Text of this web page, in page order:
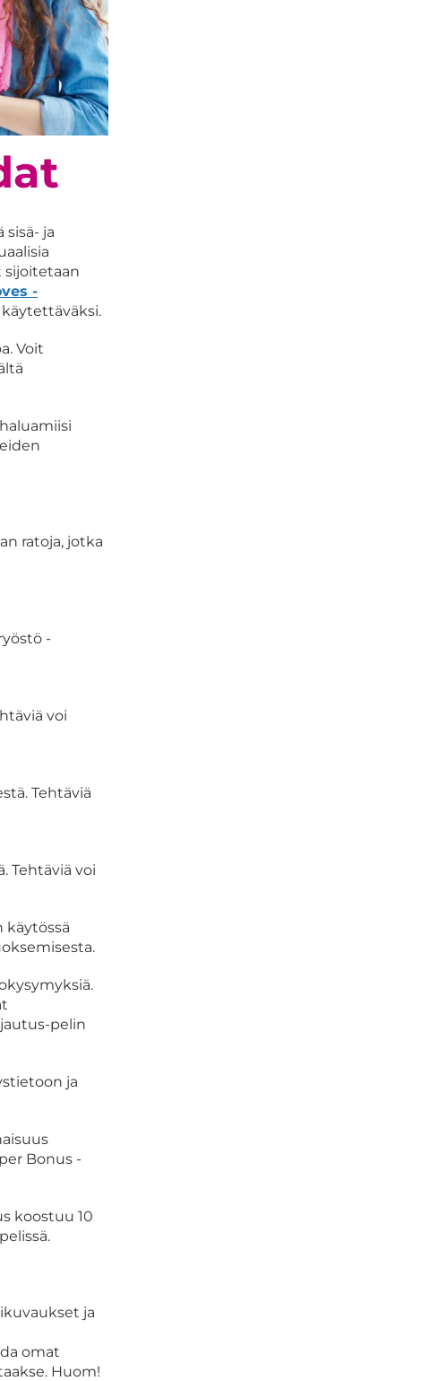
ja
sijoitetaan
-
Voit
ratoja, jotka
-
voi
Tehtäviä
Tehtäviä voi
pelin
ja
Bonus -
koostuu 10
ja
omat
Huom!